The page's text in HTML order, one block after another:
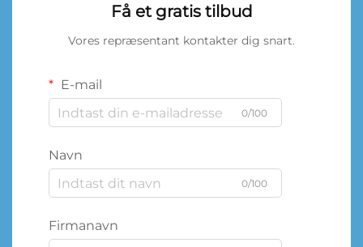
Få et gratis tilbud
Vores repræsentant kontakter dig snart.
E-mail
0/100
Navn
0/100
Firmanavn